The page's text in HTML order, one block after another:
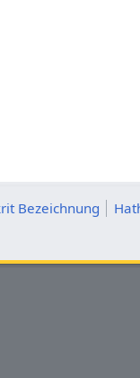
Bezeichnung